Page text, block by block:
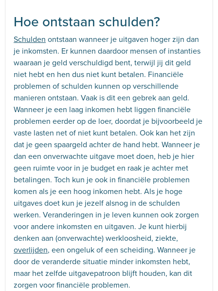
Hoe ontstaan schulden?
Schulden ontstaan wanneer je uitgaven hoger zijn dan
je inkomsten. Er kunnen daardoor mensen of instanties
waaraan je geld verschuldigd bent, terwijl jij dit geld
niet hebt en hen dus niet kunt betalen. Financiële
problemen of schulden kunnen op verschillende
manieren ontstaan. Vaak is dit een gebrek aan geld.
Wanneer je een laag inkomen hebt liggen financiële
problemen eerder op de loer, doordat je bijvoorbeeld je
vaste lasten net of niet kunt betalen. Ook kan het zijn
dat je geen spaargeld achter de hand hebt. Wanneer je
dan een onverwachte uitgave moet doen, heb je hier
geen ruimte voor in je budget en raak je achter met
betalingen. Toch kun je ook in financiële problemen
komen als je een hoog inkomen hebt. Als je hoge
uitgaves doet kun je jezelf alsnog in de schulden
werken. Veranderingen in je leven kunnen ook zorgen
voor andere inkomsten en uitgaven. Je kunt hierbij
denken aan (onverwachte) werkloosheid, ziekte,
overlijden, een ongeluk of een scheiding. Wanneer je
door de veranderde situatie minder inkomsten hebt,
maar het zelfde uitgavepatroon blijft houden, kan dit
zorgen voor financiële problemen.